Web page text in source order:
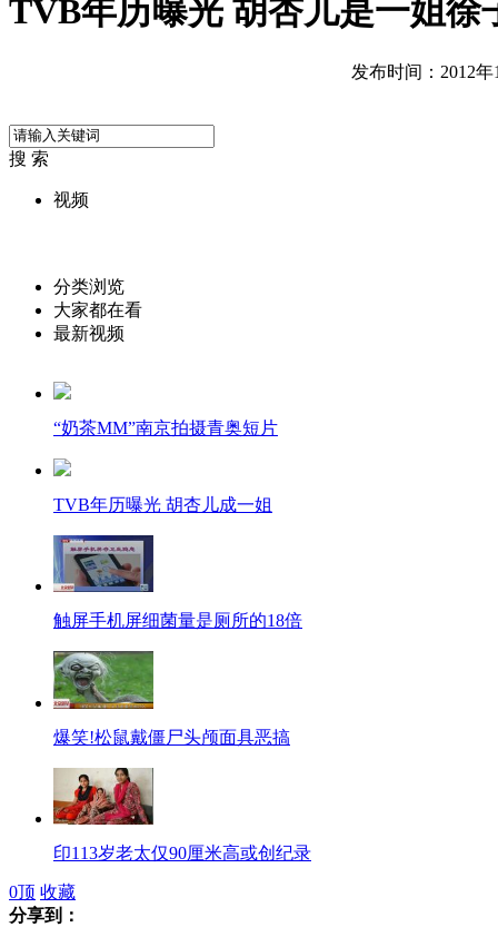
TVB年历曝光 胡杏儿是一姐徐
发布时间：2012年
搜 索
视频
分类浏览
大家都在看
最新视频
“奶茶MM”南京拍摄青奥短片
TVB年历曝光 胡杏儿成一姐
触屏手机屏细菌量是厕所的18倍
爆笑!松鼠戴僵尸头颅面具恶搞
印113岁老太仅90厘米高或创纪录
0顶 收藏
分享到：